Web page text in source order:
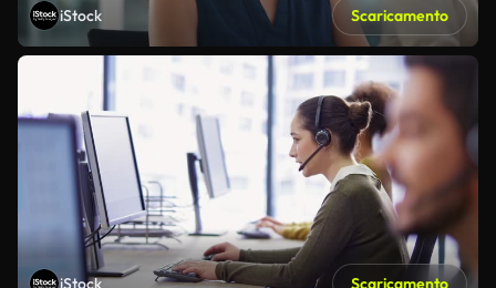
iStock Scaricamento
iStock Scaricamento